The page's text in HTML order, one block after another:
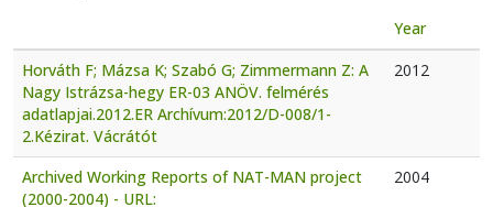
Year
Horváth F; Mázsa K; Szabó G; Zimmermann Z: A
Nagy Istrázsa-hegy ER-03 ANÖV. felmérés
adatlapjai.2012.ER Archívum:2012/D-008/1-
2.Kézirat. Vácrátót
2012
Archived Working Reports of NAT-MAN project
(2000-2004) - URL:
2004